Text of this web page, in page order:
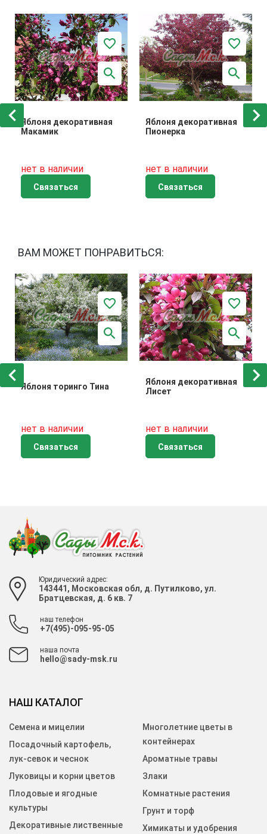
Яблоня декоративная
Макамик
нет в наличии
Связаться
Яблоня декоративная
Пионерка
нет в наличии
Связаться
ВАМ МОЖЕТ ПОНРАВИТЬСЯ:
Яблоня торинго Тина
нет в наличии
Связаться
Яблоня декоративная
Лисет
нет в наличии
Связаться
Юридический адрес:
143441, Московская обл, д. Путилково, ул.
Братцевская, д. 6 кв. 7
наш телефон
+7(495)-095-95-05
наша почта
hello@sady-msk.ru
НАШ КАТАЛОГ
Семена и мицелии
Посадочный картофель,
лук-севок и чеснок
Луковицы и корни цветов
Плодовые и ягодные
культуры
Декоративные лиственные
Многолетние цветы в
контейнерах
Ароматные травы
Злаки
Комнатные растения
Грунт и торф
Химикаты и удобрения